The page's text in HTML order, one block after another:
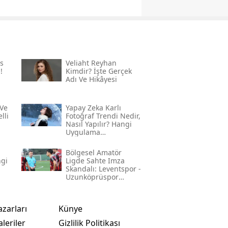
Veliaht Reyhan
Kimdir? İşte Gerçek
Adı Ve Hikâyesi
Yapay Zeka Karlı
Fotoğraf Trendi Nedir,
Nasıl Yapılır? Hangi
Uygulama
Adım Adım Rehber
Bölgesel Amatör
Ligde Sahte Imza
Skandalı: Leventspor -
Uzunköprüspor
Künye
Gizlilik Politikası